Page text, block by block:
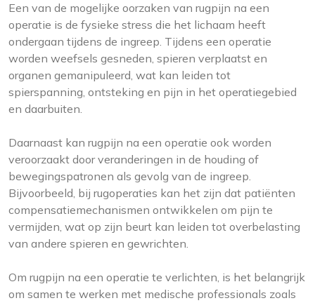
Een van de mogelijke oorzaken van rugpijn na een
operatie is de fysieke stress die het lichaam heeft
ondergaan tijdens de ingreep. Tijdens een operatie
worden weefsels gesneden, spieren verplaatst en
organen gemanipuleerd, wat kan leiden tot
spierspanning, ontsteking en pijn in het operatiegebied
en daarbuiten.
Daarnaast kan rugpijn na een operatie ook worden
veroorzaakt door veranderingen in de houding of
bewegingspatronen als gevolg van de ingreep.
Bijvoorbeeld, bij rugoperaties kan het zijn dat patiënten
compensatiemechanismen ontwikkelen om pijn te
vermijden, wat op zijn beurt kan leiden tot overbelasting
van andere spieren en gewrichten.
Om rugpijn na een operatie te verlichten, is het belangrijk
om samen te werken met medische professionals zoals